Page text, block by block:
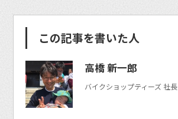
この記事を書いた人
高橋 新一郎
バイクショップティーズ 社長